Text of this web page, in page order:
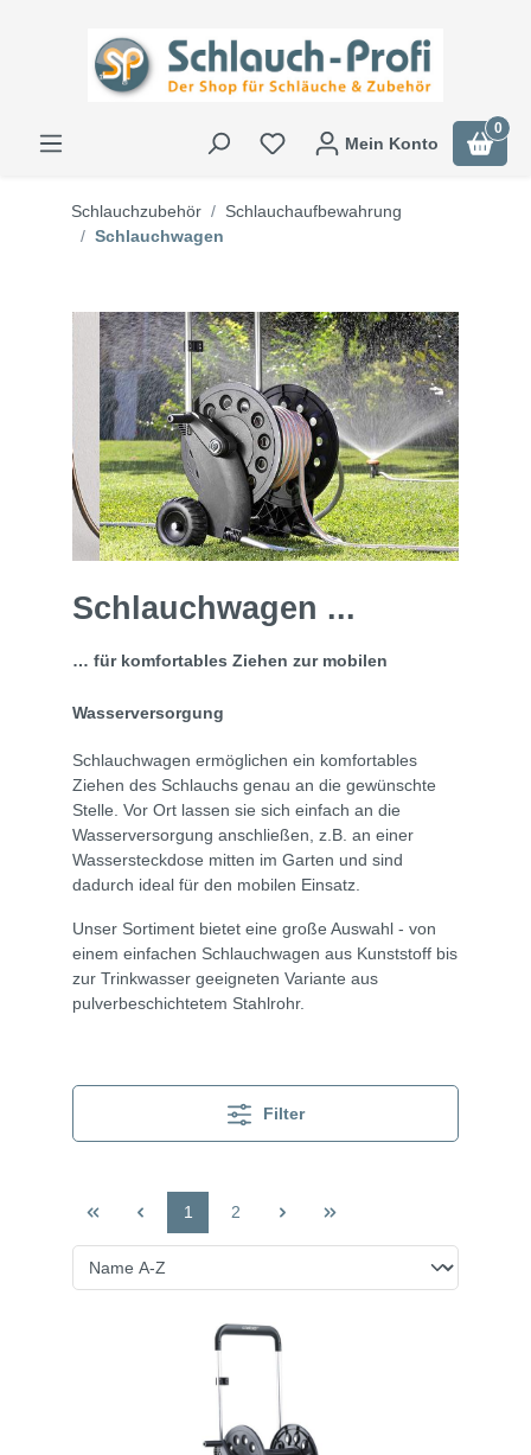
Mein Konto
0
Schlauchzubehör
Schlauchaufbewahrung
Schlauchwagen
Schlauchwagen ...
… für komfortables Ziehen zur mobilen
Wasserversorgung
Schlauchwagen ermöglichen ein komfortables
Ziehen des Schlauchs genau an die gewünschte
Stelle. Vor Ort lassen sie sich einfach an die
Wasserversorgung anschließen, z.B. an einer
Wassersteckdose mitten im Garten und sind
dadurch ideal für den mobilen Einsatz.
Unser Sortiment bietet eine große Auswahl - von
einem einfachen Schlauchwagen aus Kunststoff bis
zur Trinkwasser geeigneten Variante aus
pulverbeschichtetem Stahlrohr.
Filter
1 2